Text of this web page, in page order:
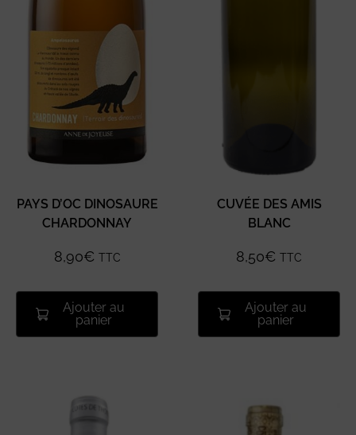
PAYS D’OC DINOSAURE
CHARDONNAY
8,90€ TTC
Ajouter au
panier
CUVÉE DES AMIS
BLANC
8,50€ TTC
Ajouter au
panier